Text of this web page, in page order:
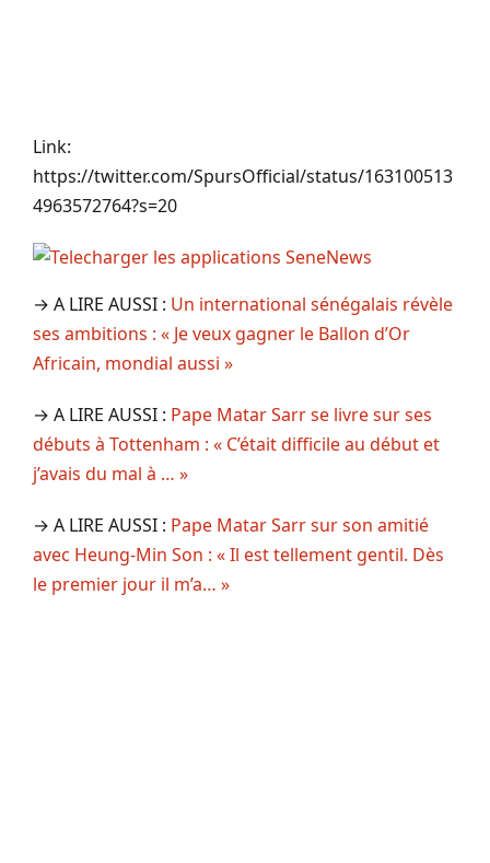
Link:
https://twitter.com/SpursOfficial/status/163100513
4963572764?s=20
→ A LIRE AUSSI : Un international sénégalais révèle
ses ambitions : « Je veux gagner le Ballon d’Or
Africain, mondial aussi »
→ A LIRE AUSSI : Pape Matar Sarr se livre sur ses
débuts à Tottenham : « C’était difficile au début et
j’avais du mal à … »
→ A LIRE AUSSI : Pape Matar Sarr sur son amitié
avec Heung-Min Son : « Il est tellement gentil. Dès
le premier jour il m’a… »